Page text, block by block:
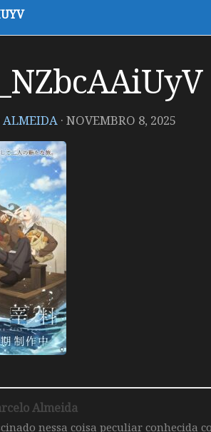
ALMEIDA · NOVEMBRO 8, 2025
Almeida
nessa coisa peculiar conhecida